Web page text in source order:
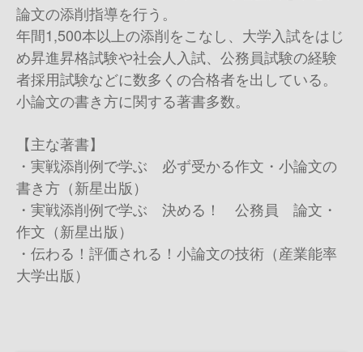
論文の添削指導を行う。
年間1,500本以上の添削をこなし、大学入試をはじ
め昇進昇格試験や社会人入試、公務員試験の経験
者採用試験などに数多くの合格者を出している。
小論文の書き方に関する著書多数。
【主な著書】
・実戦添削例で学ぶ 必ず受かる作文・小論文の
書き方（新星出版）
・実戦添削例で学ぶ 決める！ 公務員 論文・
作文（新星出版）
・伝わる！評価される！小論文の技術（産業能率
大学出版）